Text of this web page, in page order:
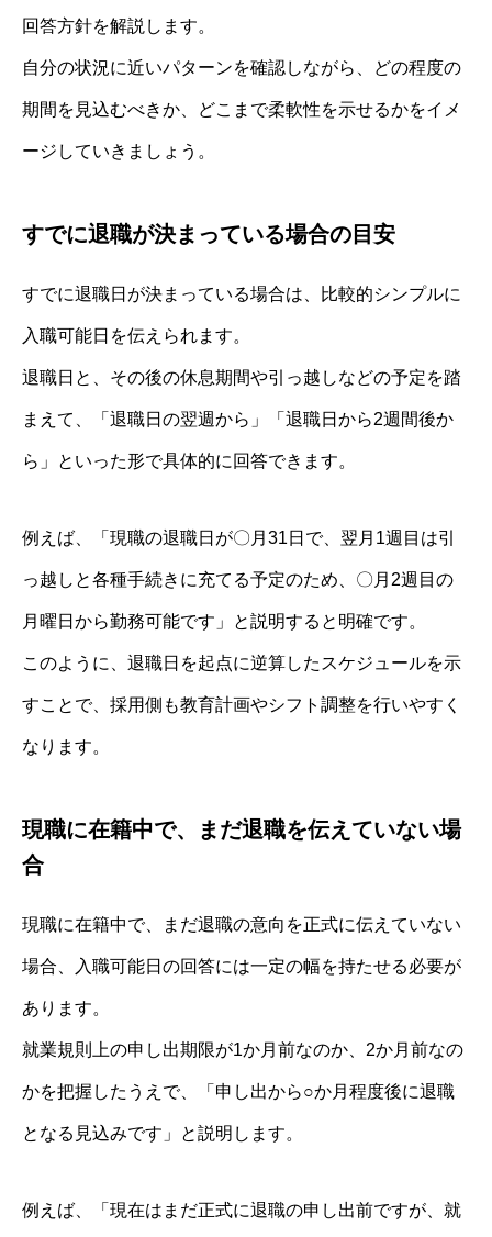
回答方針を解説します。
自分の状況に近いパターンを確認しながら、どの程度の
期間を見込むべきか、どこまで柔軟性を示せるかをイメ
ージしていきましょう。
すでに退職が決まっている場合の目安
すでに退職日が決まっている場合は、比較的シンプルに
入職可能日を伝えられます。
退職日と、その後の休息期間や引っ越しなどの予定を踏
まえて、「退職日の翌週から」「退職日から2週間後か
ら」といった形で具体的に回答できます。
例えば、「現職の退職日が〇月31日で、翌月1週目は引
っ越しと各種手続きに充てる予定のため、〇月2週目の
月曜日から勤務可能です」と説明すると明確です。
このように、退職日を起点に逆算したスケジュールを示
すことで、採用側も教育計画やシフト調整を行いやすく
なります。
現職に在籍中で、まだ退職を伝えていない場
合
現職に在籍中で、まだ退職の意向を正式に伝えていない
場合、入職可能日の回答には一定の幅を持たせる必要が
あります。
就業規則上の申し出期限が1か月前なのか、2か月前なの
かを把握したうえで、「申し出から○か月程度後に退職
となる見込みです」と説明します。
例えば、「現在はまだ正式に退職の申し出前ですが、就